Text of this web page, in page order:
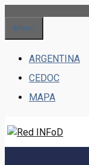
contenido
Menu
ARGENTINA
CEDOC
MAPA